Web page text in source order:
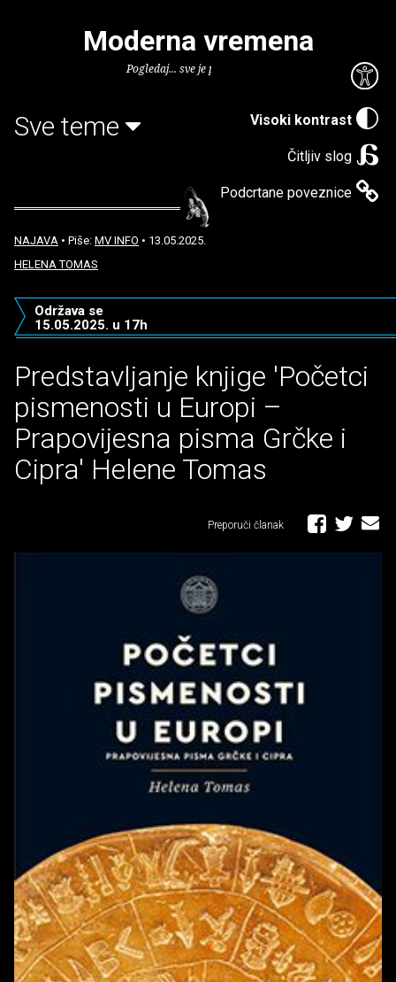
Visoki kontrast
Čitljiv slog
Podcrtane poveznice
Moderna vremena
Pogledaj... sve je puno knjiga.
Sve teme
NAJAVA • Piše: MV INFO • 13.05.2025.
HELENA TOMAS
Predstavljanje knjige 'Početci
pismenosti u Europi –
Prapovijesna pisma Grčke i
Cipra' Helene Tomas
Održava se
15.05.2025. u 17h
Preporuči članak